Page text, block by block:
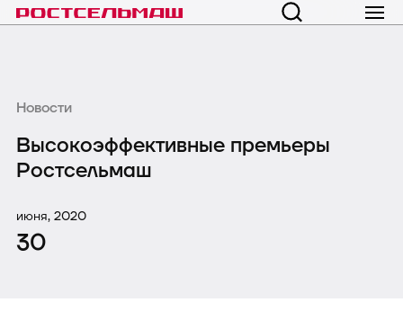
Новости
Высокоэффективные премьеры
Ростсельмаш
июня, 2020
30